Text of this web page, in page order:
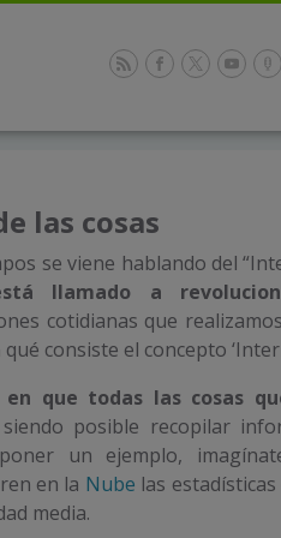
las cosas
se viene hablando del
llamado a
cotidianas que
consiste el concepto
que todas las cosas
posible recopilar
un ejemplo,
en la Nube las
media.